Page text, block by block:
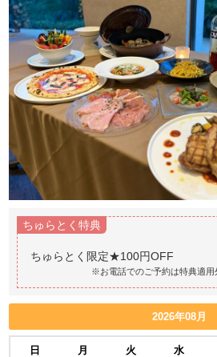
ちゅらとく特典
※お電話でのご予約は特典適用
2026年08月
日 月 火 水